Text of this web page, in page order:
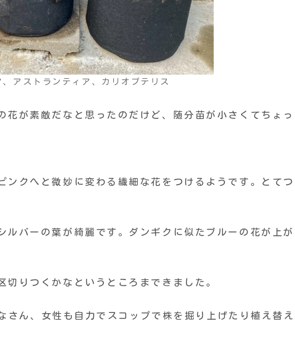
アストランティア、カリオプテリス
が素敵だなと思ったのだけど、随分苗が小さくてちょっ
クへと微妙に変わる繊細な花をつけるようです。とてつ
バーの葉が綺麗です。ダンギクに似たブルーの花が上が
りつくかなというところまできました。
ん、女性も自力でスコップで株を掘り上げたり植え替え